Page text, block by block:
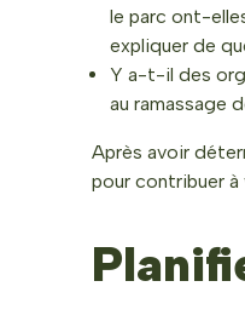
le parc ont-
expliquer de
Y a-t-il des
au ramassage
Après avoir
pour contribuer à